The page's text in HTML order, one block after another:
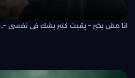
انا مش بخير – بقيت كتير بشك فى نفسى –..